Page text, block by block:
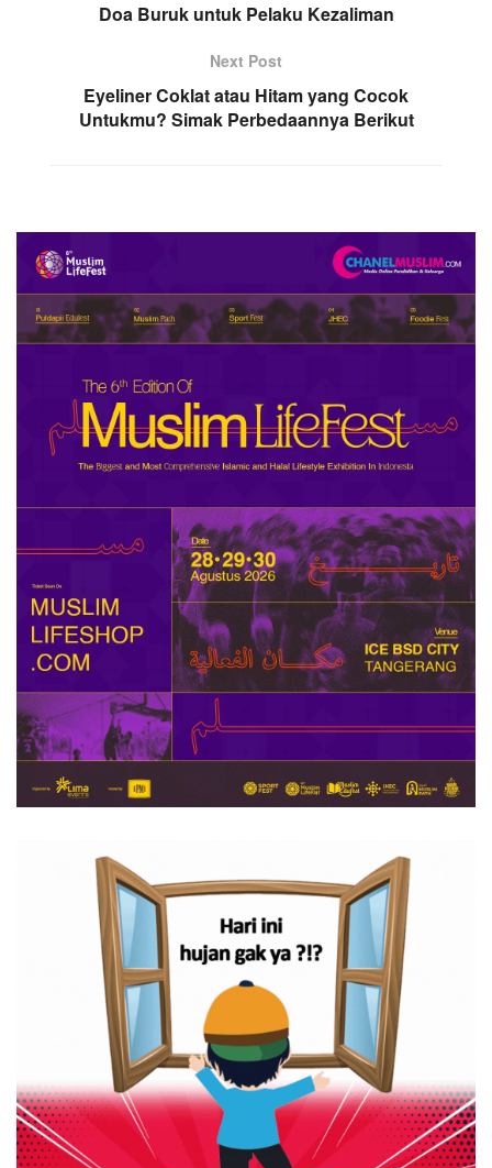
Doa Buruk untuk Pelaku Kezaliman
Next Post
Eyeliner Coklat atau Hitam yang Cocok
Untukmu? Simak Perbedaannya Berikut